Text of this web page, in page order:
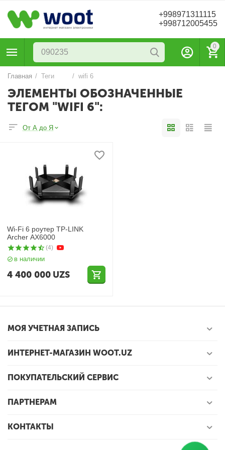
+998971311115
+998712005455
0
Главная / Теги / wifi 6
ЭЛЕМЕНТЫ ОБОЗНАЧЕННЫЕ
ТЕГОМ "WIFI 6":
От А до Я
Wi-Fi 6 роутер TP-LINK
Archer AX6000
(4)
в наличии
4 400 000 UZS
МОЯ УЧЕТНАЯ ЗАПИСЬ
ИНТЕРНЕТ-МАГАЗИН WOOT.UZ
ПОКУПАТЕЛЬСКИЙ СЕРВИС
ПАРТНЕРАМ
КОНТАКТЫ